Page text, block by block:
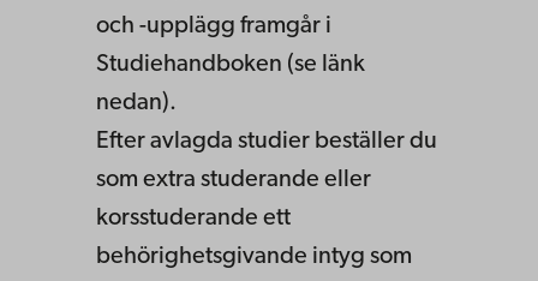
och -upplägg framgår i
Studiehandboken (se länk
nedan).
Efter avlagda studier beställer du
som extra studerande eller
korsstuderande ett
behörighetsgivande intyg som